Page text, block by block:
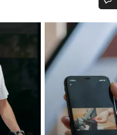
jetzt im Chat zur Verfügung.
Chat starten
Schließen